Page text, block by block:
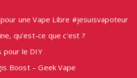
une Vape Libre #jesuisvapoteur
qu’est-ce que c’est ?
pour le DIY
Boost – Geek Vape